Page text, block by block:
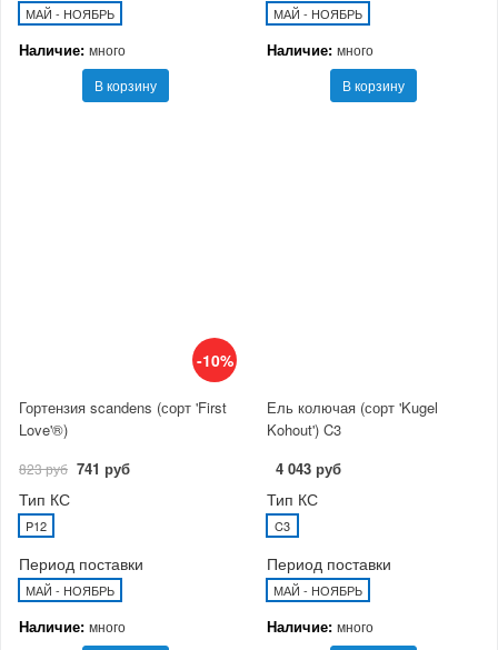
МАЙ - НОЯБРЬ
Наличие: много
В корзину
МАЙ - НОЯБРЬ
Наличие: много
В корзину
-10%
Гортензия scandens (сорт 'First
Love'®)
823 руб 741 руб
Тип КС
P12
Период поставки
МАЙ - НОЯБРЬ
Наличие: много
Ель колючая (сорт 'Kugel
Kohout') C3
4 043 руб
Тип КС
C3
Период поставки
МАЙ - НОЯБРЬ
Наличие: много